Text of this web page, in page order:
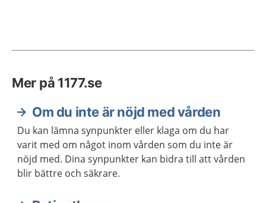
Mer på 1177.se
Om du inte är nöjd med vården
Du kan lämna synpunkter eller klaga om du har
varit med om något inom vården som du inte är
nöjd med. Dina synpunkter kan bidra till att vården
blir bättre och säkrare.